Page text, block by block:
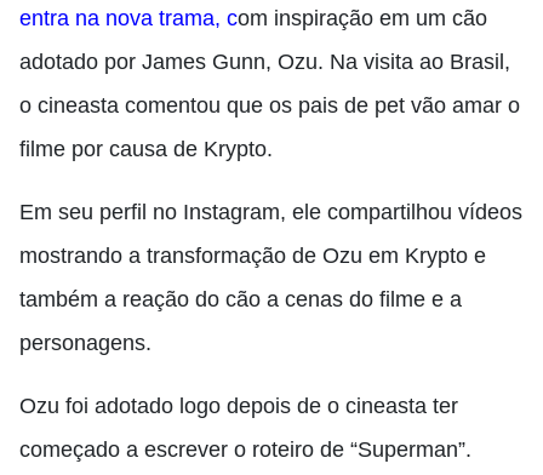
entra na nova trama, com inspiração em um cão
adotado por James Gunn, Ozu. Na visita ao Brasil,
o cineasta comentou que os pais de pet vão amar o
filme por causa de Krypto.
Em seu perfil no Instagram, ele compartilhou vídeos
mostrando a transformação de Ozu em Krypto e
também a reação do cão a cenas do filme e a
personagens.
Ozu foi adotado logo depois de o cineasta ter
começado a escrever o roteiro de “Superman”.